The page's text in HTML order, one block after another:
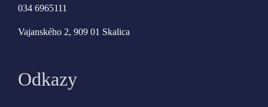
034 6965111
Vajanského 2, 909 01 Skalica
Odkazy